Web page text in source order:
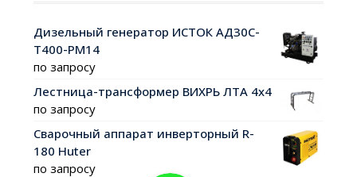
Дизельный генератор ИСТОК АД30С-
Т400-РМ14
по запросу
Лестница-трансформер ВИХРЬ ЛТА 4х4
по запросу
Сварочный аппарат инверторный R-
180 Huter
по запросу